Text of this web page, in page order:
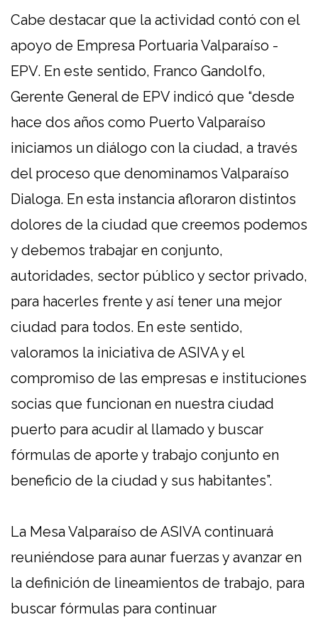
Cabe destacar que la actividad contó con el
apoyo de Empresa Portuaria Valparaíso -
EPV. En este sentido, Franco Gandolfo,
Gerente General de EPV indicó que “desde
hace dos años como Puerto Valparaíso
iniciamos un diálogo con la ciudad, a través
del proceso que denominamos Valparaíso
Dialoga. En esta instancia afloraron distintos
dolores de la ciudad que creemos podemos
y debemos trabajar en conjunto,
autoridades, sector público y sector privado,
para hacerles frente y así tener una mejor
ciudad para todos. En este sentido,
valoramos la iniciativa de ASIVA y el
compromiso de las empresas e instituciones
socias que funcionan en nuestra ciudad
puerto para acudir al llamado y buscar
fórmulas de aporte y trabajo conjunto en
beneficio de la ciudad y sus habitantes”.
La Mesa Valparaíso de ASIVA continuará
reuniéndose para aunar fuerzas y avanzar en
la definición de lineamientos de trabajo, para
buscar fórmulas para continuar